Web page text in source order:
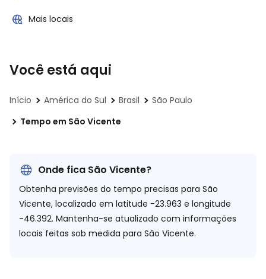
Mais locais
Você está aqui
Início América do Sul Brasil
São Paulo
Tempo em São Vicente
Onde fica São Vicente?
Obtenha previsões do tempo precisas para São
Vicente, localizado em latitude -23.963 e longitude
-46.392. Mantenha-se atualizado com informações
locais feitas sob medida para São Vicente.